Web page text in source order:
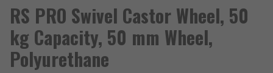
RS PRO Swivel Castor Wheel, 50
kg Capacity, 50 mm Wheel,
Polyurethane